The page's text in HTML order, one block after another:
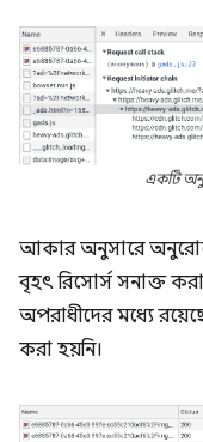
একটি
আকার অনুসারে
বৃহৎ রিসোর্স সনাক্ত
অপরাধীদের মধ্যে
করা হয়নি।